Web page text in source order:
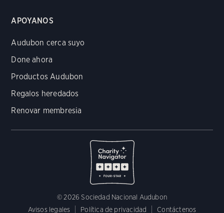
APOYANOS
Audubon cerca suyo
Done ahora
Productos Audubon
Regalos heredados
Renovar membresia
© 2026 Sociedad Nacional Audubon
Avisos legales
Política de privacidad Contáctenos